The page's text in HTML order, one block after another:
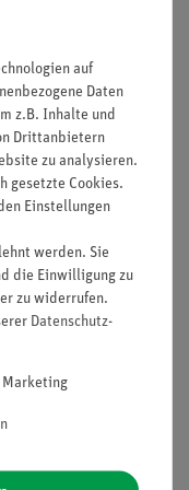
auch
auf
Daten
z.B. Inhalte und
Drittanbietern
zu analysieren.
gesetzte Cookies.
Einstellungen
werden. Sie
die Einwilligung zu
zu widerrufen.
Daten­schutz­
Marketing